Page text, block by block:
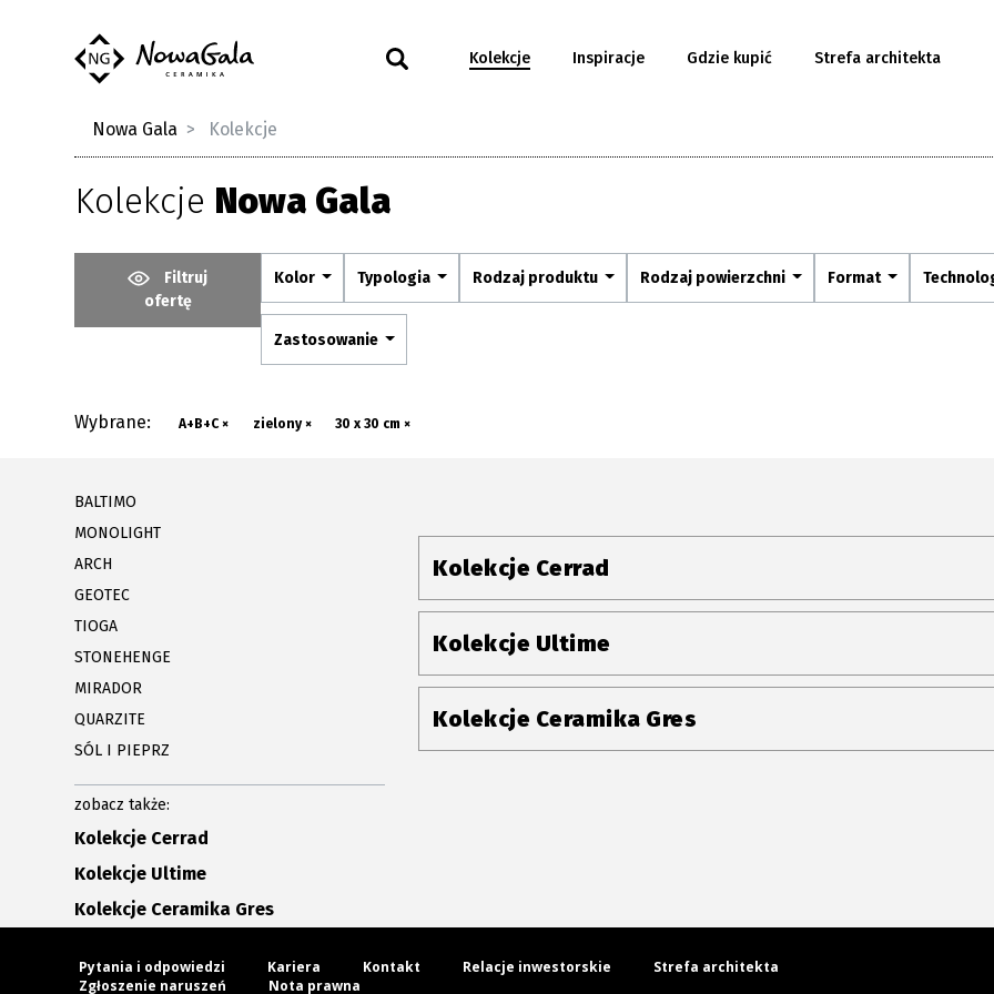
Kolekcje Inspiracje Gdzie kupić Strefa architekta
Nowa Gala Kolekcje
Kolekcje Nowa Gala
Filtruj
ofertę
Kolor Typologia Rodzaj produktu Rodzaj powierzchni Format
Zastosowanie
Wybrane: A+B+C × zielony × 30 x 30 cm ×
BALTIMO
MONOLIGHT
ARCH
GEOTEC
TIOGA
STONEHENGE
MIRADOR
QUARZITE
SÓL I PIEPRZ
zobacz także:
Kolekcje Cerrad
Kolekcje Ultime
Kolekcje Ceramika Gres
Kolekcje Cerrad
Kolekcje Ultime
Kolekcje Ceramika Gres
Pytania i odpowiedzi Kariera Kontakt Relacje inwestorskie
Strefa architekta
Zgłoszenie naruszeń
Nota prawna